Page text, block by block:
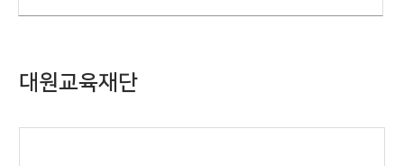
대원교육재단